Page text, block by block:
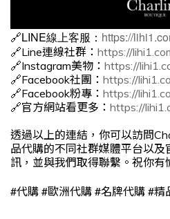
🔗LINE線上客服： https://
🔗Line連線社群： https://
🔗Instagram美物： https://
🔗Facebook社團： https://
🔗Facebook粉專： https://
🔗官方網站看更多： https://
透過以上的連結，你可以訪問
品代購的不同社群媒體平台以
訊，並與我們取得聯繫。祝你有
#代購 #歐洲代購 #名牌代購 #精